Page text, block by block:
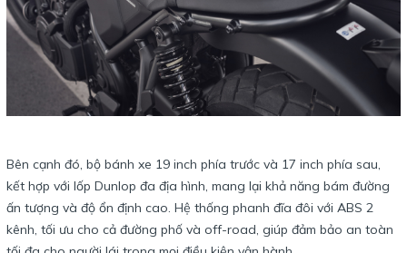
Bên cạnh đó, bộ bánh xe 19 inch phía trước và 17 inch phía sau,
kết hợp với lốp Dunlop đa địa hình, mang lại khả năng bám đường
ấn tượng và độ ổn định cao. Hệ thống phanh đĩa đôi với ABS 2
kênh, tối ưu cho cả đường phố và off-road, giúp đảm bảo an toàn